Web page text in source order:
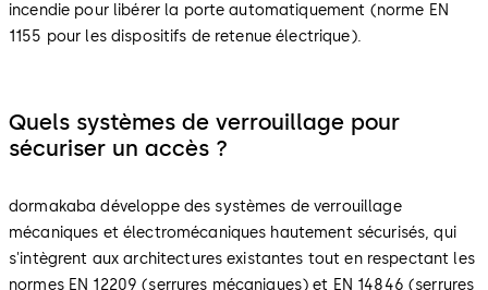
incendie pour libérer la porte automatiquement (norme EN
1155 pour les dispositifs de retenue électrique).
Quels systèmes de verrouillage pour
sécuriser un accès ?
dormakaba développe des systèmes de verrouillage
mécaniques et électromécaniques hautement sécurisés, qui
s'intègrent aux architectures existantes tout en respectant les
normes EN 12209 (serrures mécaniques) et EN 14846 (serrures